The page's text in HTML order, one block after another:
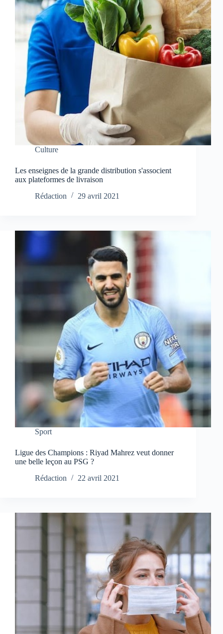
Culture
Les enseignes de la grande distribution s'associent
aux plateformes de livraison
Rédaction
29 avril 2021
Sport
Ligue des Champions : Riyad Mahrez veut donner
une belle leçon au PSG ?
Rédaction
22 avril 2021